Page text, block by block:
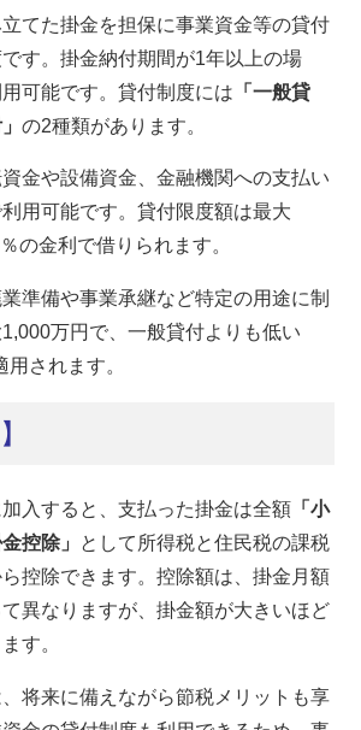
てた掛金を担保に事業資金等の貸付
す。掛金納付期間が1年以上の場
可能です。貸付制度には 「一般貸
の2種類があります。
資金や設備資金、金融機関への支払い
用可能です。貸付限度額は最大
の金利で借りられます。
準備や事業承継など特定の用途に制
万円で、一般貸付よりも低い
されます。
入すると、支払った掛金は全額「小
控除」
として所得税と住民税の課税
控除できます。控除額は、掛金月額
異なりますが、掛金額が大きいほど
す。
将来に備えながら節税メリットも享